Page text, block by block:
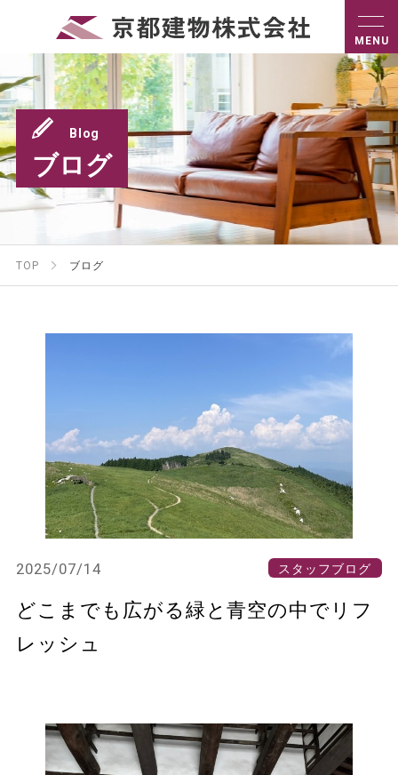
Blog
ブログ
TOP ブログ
2025/07/14 スタッフブログ
どこまでも広がる緑と青空の中でリフ
レッシュ